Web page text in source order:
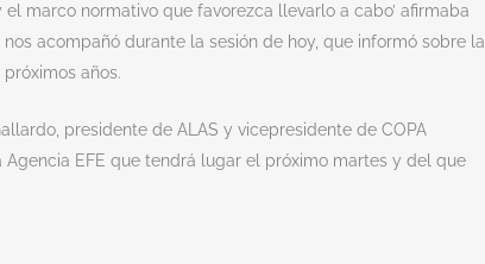
marco normativo que favorezca llevarlo a cabo’ afirmaba
acompañó durante la sesión de hoy, que informó sobre la
años.
presidente de ALAS y vicepresidente de COPA
EFE que tendrá lugar el próximo martes y del que